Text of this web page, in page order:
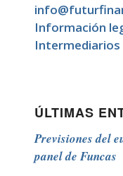
Información
Intermediarios
ÚLTIMAS
Previsiones del
panel de Funcas